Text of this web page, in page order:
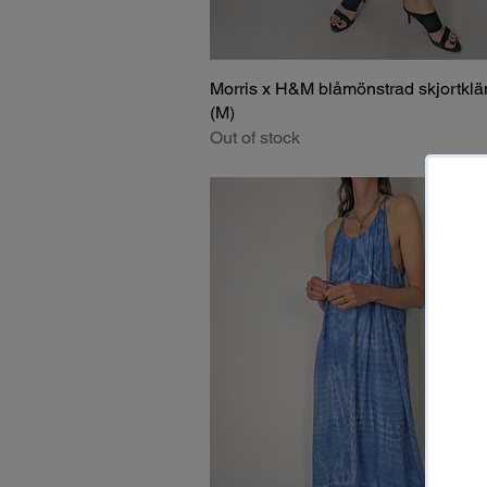
Morris x H&M blåmönstrad
(M)
Out of stock